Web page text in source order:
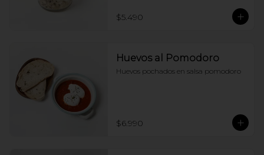
$5.490
Huevos al Pomodoro
Huevos pochados en salsa pomodoro
$6.990